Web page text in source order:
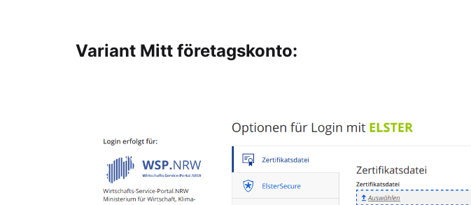
Variant Mitt företagskonto: